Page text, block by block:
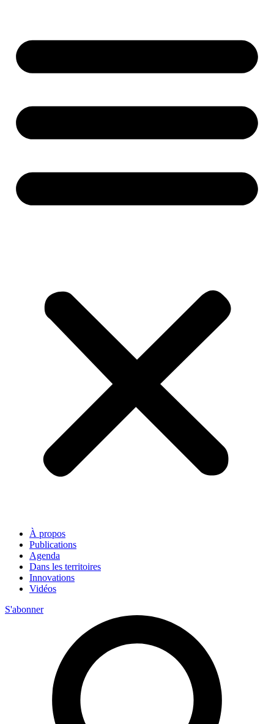
À propos
Publications
Agenda
Dans les territoires
Innovations
Vidéos
S'abonner